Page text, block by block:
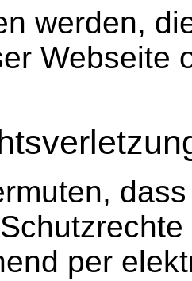
werden,
Webseite
per